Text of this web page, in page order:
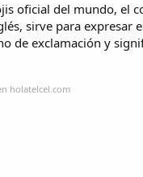
oficial del mundo, el
sirve para expresar
de exclamación y
holatelcel.com